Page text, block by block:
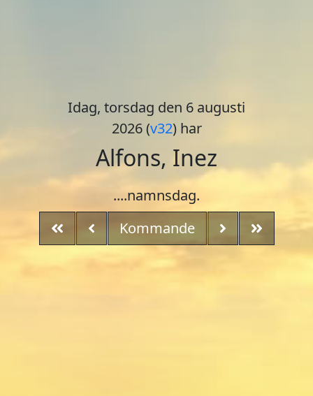
Idag, torsdag den 6 augusti
2026 (v32) har
Alfons, Inez
....namnsdag.
Kommande